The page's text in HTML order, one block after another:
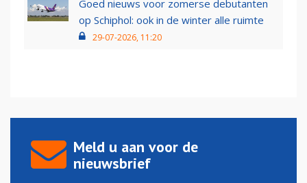
Goed nieuws voor zomerse debutanten
op Schiphol: ook in de winter alle ruimte
29-07-2026, 11:20
Meld u aan voor de
nieuwsbrief